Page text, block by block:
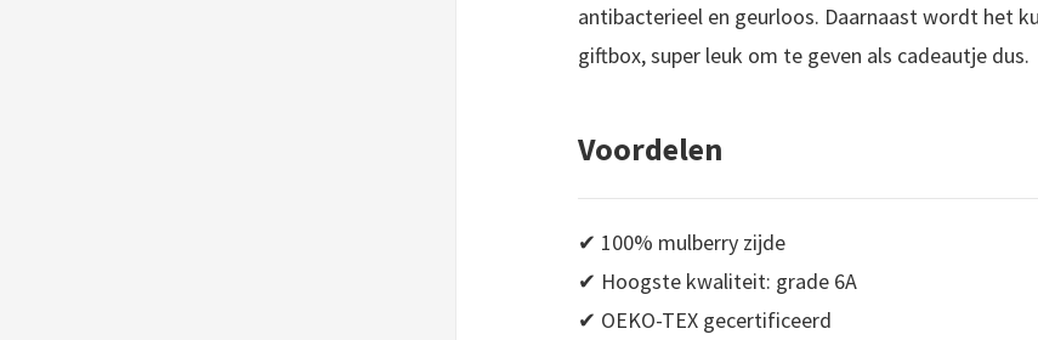
antibacterieel en geurloos. Daarnaast wordt het
giftbox, super leuk om te geven als cadeautje dus.
Voordelen
✔ 100% mulberry zijde
✔ Hoogste kwaliteit: grade 6A
✔ OEKO-TEX gecertificeerd